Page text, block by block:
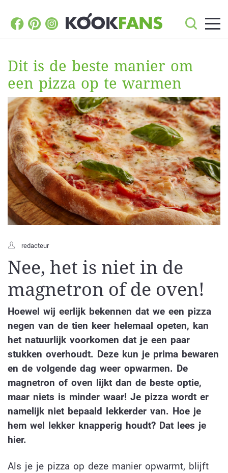
Dit is de beste manier om
een pizza op te warmen
redacteur
Nee, het is niet in de
magnetron of de oven!
Hoewel wij eerlijk bekennen dat we een pizza
negen van de tien keer helemaal opeten, kan
het natuurlijk voorkomen dat je een paar
stukken overhoudt. Deze kun je prima bewaren
en de volgende dag weer opwarmen. De
magnetron of oven lijkt dan de beste optie,
maar niets is minder waar! Je pizza wordt er
namelijk niet bepaald lekkerder van. Hoe je
hem wel lekker knapperig houdt? Dat lees je
hier.
Als je je pizza op deze manier opwarmt, blijft